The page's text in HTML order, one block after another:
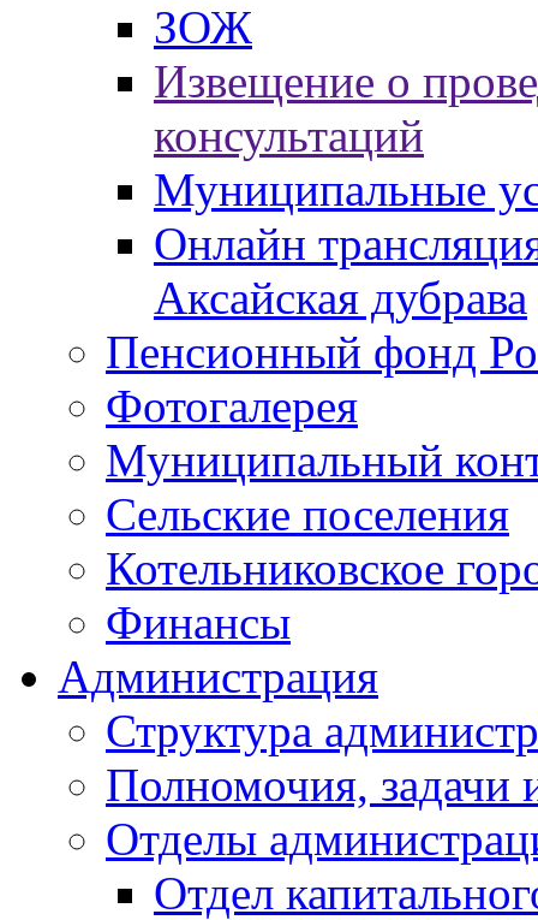
ЗОЖ
Извещение о
консультаций
Муниципальные
Онлайн
Аксайская дубрава
Пенсионный фонд
Фотогалерея
Муниципальный
Сельские поселения
Котельниковское
Финансы
Администрация
Структура
Полномочия, задачи
Отделы
Отдел